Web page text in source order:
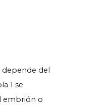
depende del
1 se
embrión o